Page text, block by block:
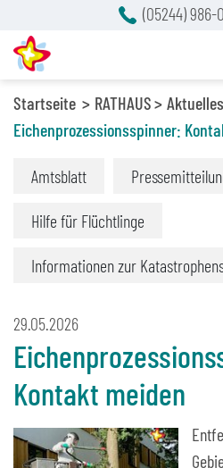
Startseite RATHAUS
Aktuelles
Eichenprozessionsspinner:
Amtsblatt
Hilfe für Flüchtlinge
Informationen zur
29.05.2026
Kontakt meiden
(05244) 986-0